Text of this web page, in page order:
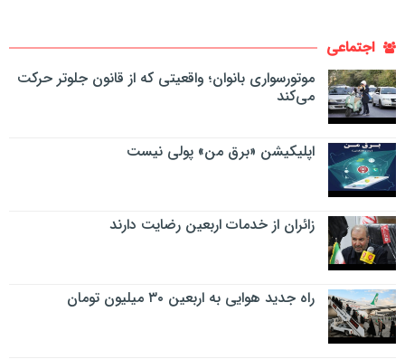
اجتماعی
موتورسواری بانوان؛ واقعیتی که از قانون جلوتر حرکت
می‌کند
اپلیکیشن «برق من» پولی نیست
زائران از خدمات اربعین رضایت دارند
راه جدید هوایی به اربعین ۳۰ میلیون تومان